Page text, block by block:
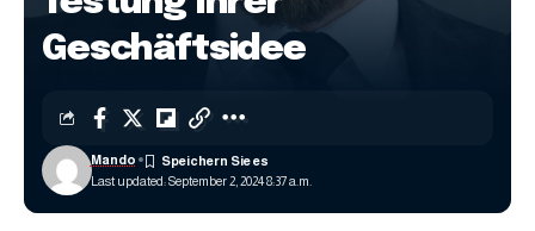
Geschäftsidee
Last updated: September 2, 2024 8:37 a.m.
Mando